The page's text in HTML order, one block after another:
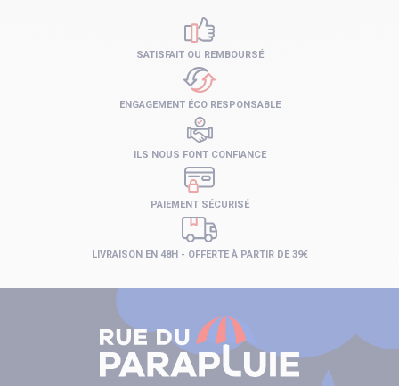
LIVRAISON EN 48H - OFFERTE À PARTIR DE 39€
PAIEMENT SÉCURISÉ
SATISFAIT OU REMBOURSÉ
ENGAGEMENT ÉCO RESPONSABLE
ILS NOUS FONT CONFIANCE